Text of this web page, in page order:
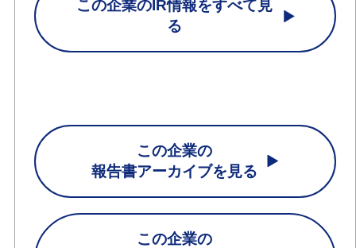
この企業のIR情報をすべて見
る
この企業の
報告書アーカイブを見る
この企業の